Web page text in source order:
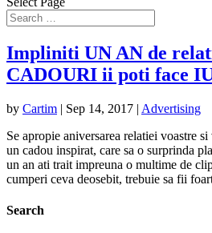
Impliniti UN AN de
CADOURI ii poti face
by Cartim | Sep 14, 2017 | Advertising
Se apropie aniversarea relatiei voastre
un cadou inspirat, care sa o surprinda
un an ati trait impreuna o multime de
cumperi ceva deosebit, trebuie sa fii
Search